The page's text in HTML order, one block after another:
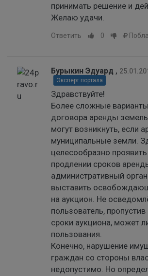
принимать решение и
Желаю удачи.
Ответить 0
Бурыкин Эдуард ,
Эксперт портала
Здравствуйте!
Более сложные
договора аренды
могут возникнуть, если
муниципальные земли.
целесообразно
продлении сроков
административный
выставить
на аукцион. Не
пользователь,
сроки аукциона, может
пользования.
Конечно, нарушение
граждан со стороны
недопустимо. Но